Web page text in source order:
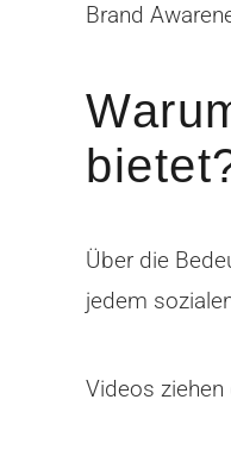
Brand
Über die
jedem
Videos